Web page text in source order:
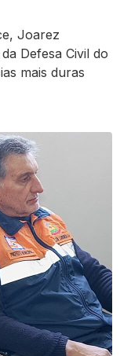
Joarez
Defesa Civil do
mais duras